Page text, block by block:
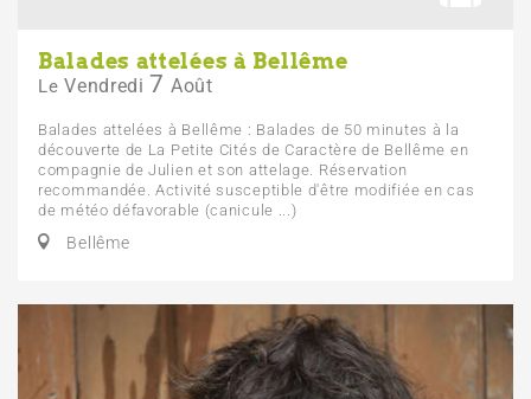
Balades attelées à Bellême
Le Vendredi 7 Août
Balades attelées à Bellême : Balades de 50 minutes à la
découverte de La Petite Cités de Caractère de Bellême en
compagnie de Julien et son attelage. Réservation
recommandée. Activité susceptible d'être modifiée en cas
de météo défavorable (canicule ...)
Bellême